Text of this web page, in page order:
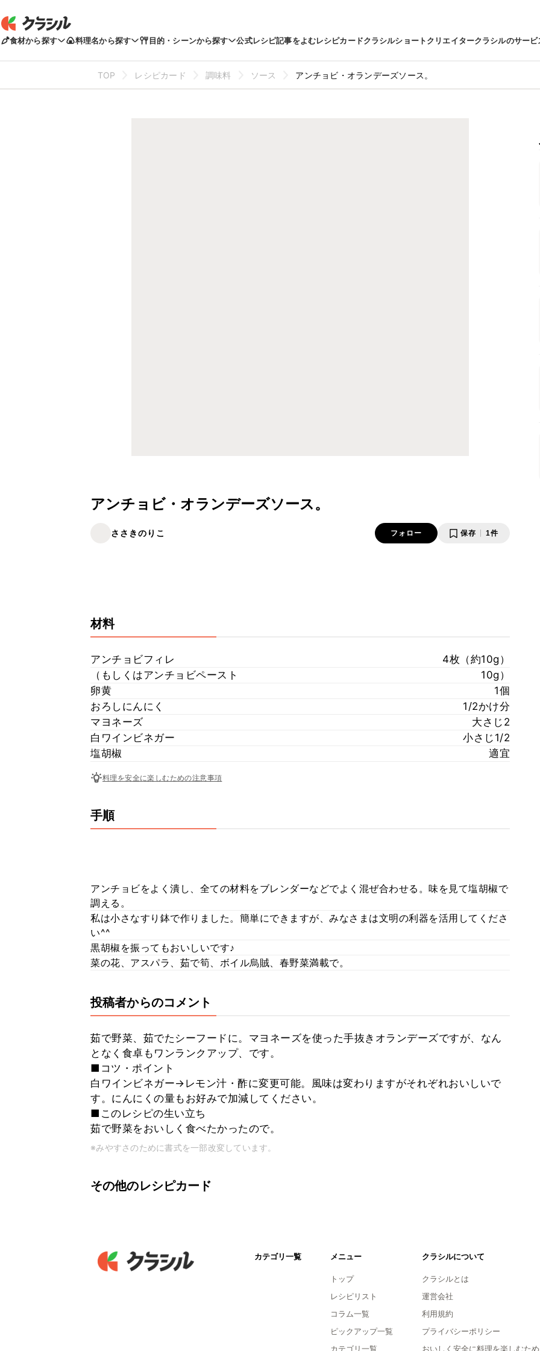
食材から探す 料理名から探す 目的・シーンから探す 公式レシピ記事をよむレシピカードクラシルショートクリエイタークラシルのサービ
TOP レシピカード 調味料 ソース アンチョビ・オランデーズソース。
アンチョビ・オランデーズソース。
ささきのりこ フォロー 保存 1件
材料
アンチョビフィレ
4枚（約10g）
（もしくはアンチョビペースト
10g）
卵黄
1個
おろしにんにく
1/2かけ分
マヨネーズ
大さじ2
白ワインビネガー
小さじ1/2
塩胡椒
適宜
料理を安全に楽しむための注意事項
手順
アンチョビをよく潰し、全ての材料をブレンダーなどでよく混ぜ合わせる。味を見て塩胡椒で
調える。
私は小さなすり鉢で作りました。簡単にできますが、みなさまは文明の利器を活用してくださ
い^^
黒胡椒を振ってもおいしいです♪
菜の花、アスパラ、茹で筍、ボイル烏賊、春野菜満載で。
投稿者からのコメント
茹で野菜、茹でたシーフードに。マヨネーズを使った手抜きオランデーズですが、なん
となく食卓もワンランクアップ、です。
■コツ・ポイント
白ワインビネガー→レモン汁・酢に変更可能。風味は変わりますがそれぞれおいしいで
す。にんにくの量もお好みで加減してください。
■このレシピの生い立ち
茹で野菜をおいしく食べたかったので。
※みやすさのために書式を一部改変しています。
その他のレシピカード
カテゴリ一覧 メニュー
トップ
レシピリスト
コラム一覧
ピックアップ一覧
カテゴリ一覧
クラシルについて
クラシルとは
運営会社
利用規約
プライバシーポリシー
おいしく安全に料理を楽しむため